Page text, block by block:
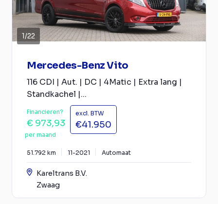
1/22
Mercedes-Benz Vito
116 CDI | Aut. | DC | 4Matic | Extra lang |
Standkachel |...
Financieren?
€ 973,93
per maand
excl. BTW
€41.950
51.792 km 11-2021 Automaat
Kareltrans B.V.
Zwaag